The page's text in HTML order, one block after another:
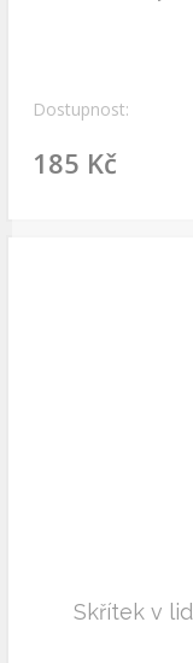
Dostupnost:
185 Kč
Skřítek v